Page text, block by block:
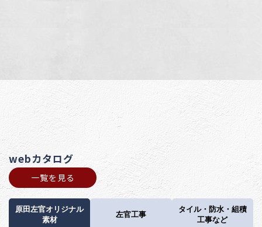
webカタログ
一覧を見る
原田左官オリジナル
素材
左官工事
タイル・防水・組積
工事など